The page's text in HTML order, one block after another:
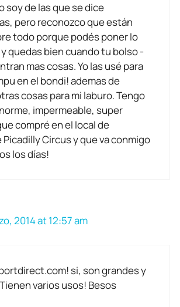
soy de las que se dice
pero reconozco que están
todo porque podés poner lo
quedas bien cuando tu bolso -
mas cosas. Yo las usé para
en el bondi! ademas de
cosas para mi laburo. Tengo
impermeable, super
compré en el local de
Circus y que va conmigo
los días!
2014 at 12:57 am
si, son grandes y
varios usos! Besos